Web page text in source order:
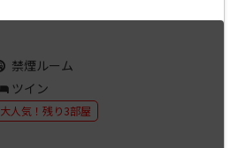
禁煙ルーム
ツイン
大人気！残り3部屋